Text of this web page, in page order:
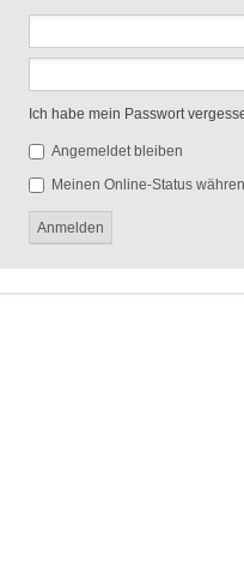
Ich habe mein Passwort
Angemeldet bleiben
Meinen Online-Status